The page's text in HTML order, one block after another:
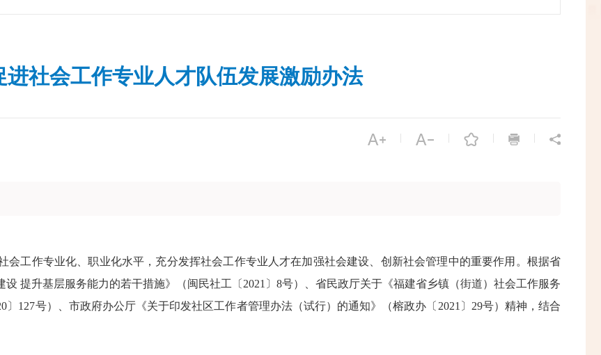
进社会工作专业人才队伍发展激励办法
工作专业化、职业化水平，充分发挥社会工作专业人才在加强社会建设、创新社会管理中的重要作用。根据省
提升基层服务能力的若干措施》（闽民社工〔2021〕8号）、省民政厅关于《福建省乡镇（街道）社会工作服务
127号）、市政府办公厅《关于印发社区工作者管理办法（试行）的通知》（榕政办〔2021〕29号）精神，结合